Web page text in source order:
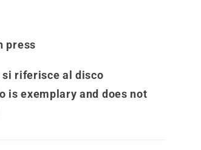
press
si riferisce al disco
is exemplary and does not